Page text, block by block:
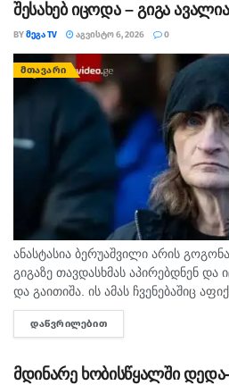
შესახებ იცოდა – გიგა
BYᲛᲔᲒᲐ TV ᲐᲒᲕᲘᲡᲢᲝ 6, 2026 0
ᲛᲗᲐᲕᲐᲠᲘ
ანასტასია ბერუაშვილი არის
გიგაზე თავდასხმას აპირებდნენ
და გაითიშა. ის ამას ჩვენებაშიც
იცოდა, - ამის შესახებ მოკლული
ავალიანის...
ᲓᲐᲬᲕᲠᲘᲚᲔᲑᲘᲗ
მდინარე ხობისწყალში